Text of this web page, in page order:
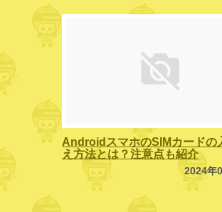
AndroidスマホのSIMカードの
え方法とは？注意点も紹介
2024年